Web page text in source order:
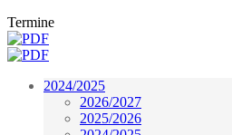
Termine
2024/2025
2026/2027
2025/2026